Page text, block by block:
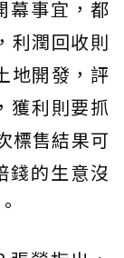
幕事宜，都
利潤回收則
地開發，評
獲利則要抓
標售結果可
錢的生意沒